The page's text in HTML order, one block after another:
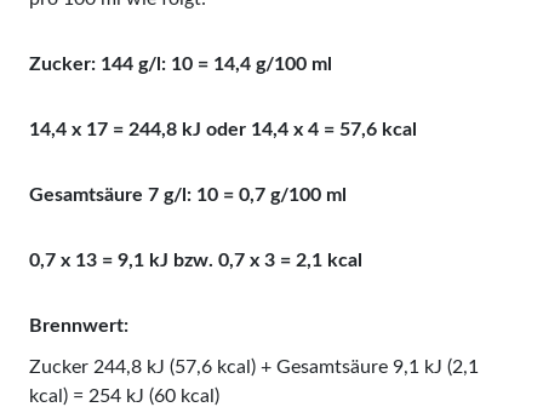
Zucker: 144 g/l: 10 = 14,4 g/100 ml
14,4 x 17 = 244,8 kJ oder 14,4 x 4 = 57,6 kcal
Gesamtsäure 7 g/l: 10 = 0,7 g/100 ml
0,7 x 13 = 9,1 kJ bzw. 0,7 x 3 = 2,1 kcal
Brennwert:
Zucker 244,8 kJ (57,6 kcal) + Gesamtsäure 9,1 kJ (2,1
kcal) = 254 kJ (60 kcal)